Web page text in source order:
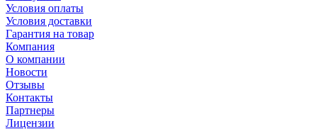
Условия оплаты
Условия доставки
Гарантия на товар
Компания
О компании
Новости
Отзывы
Контакты
Партнеры
Лицензии